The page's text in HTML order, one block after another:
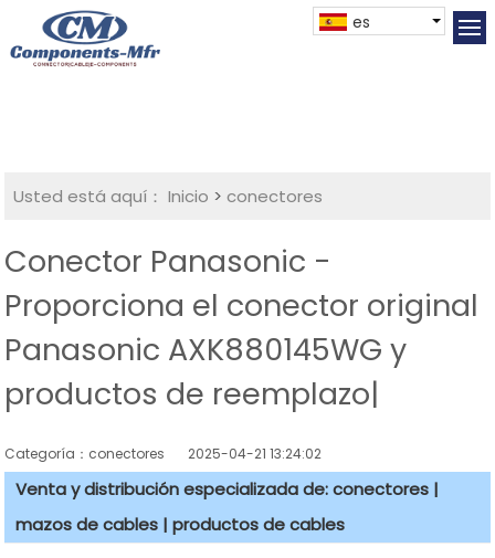
es
Usted está aquí： Inicio >conectores
Conector Panasonic -
Proporciona el conector original
Panasonic AXK880145WG y
productos de reemplazo|
Categoría：conectores 2025-04-21 13:24:02
Venta y distribución especializada de: conectores |
mazos de cables | productos de cables